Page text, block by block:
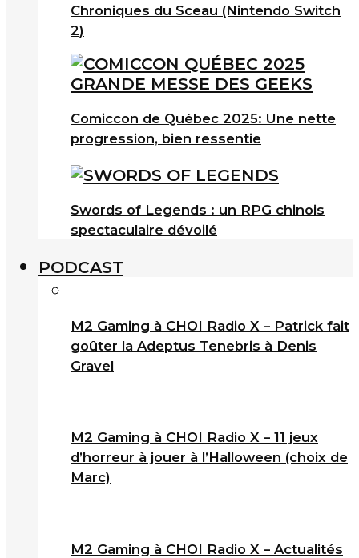
Chroniques du Sceau (Nintendo Switch
2)
Comiccon de Québec 2025: Une nette
progression, bien ressentie
Swords of Legends : un RPG chinois
spectaculaire dévoilé
PODCAST
M2 Gaming à CHOI Radio X – Patrick fait
goûter la Adeptus Tenebris à Denis
Gravel
M2 Gaming à CHOI Radio X – 11 jeux
d’horreur à jouer à l’Halloween (choix de
Marc)
M2 Gaming à CHOI Radio X – Actualités